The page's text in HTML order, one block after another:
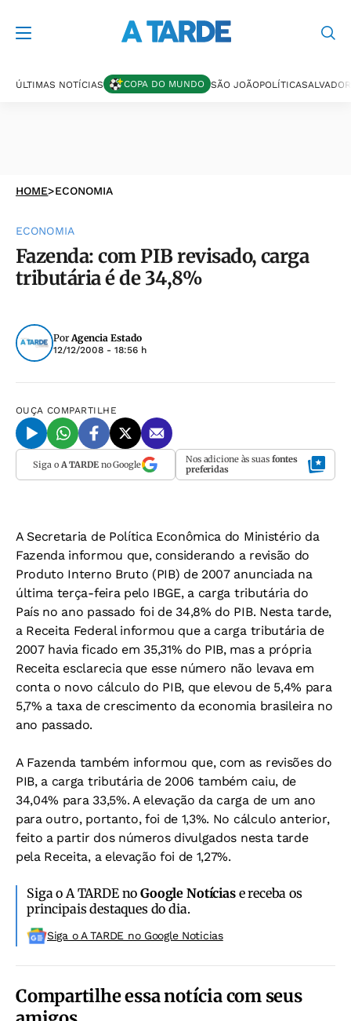
ÚLTIMAS NOTÍCIAS COPA DO MUNDO SÃO JOÃOPOLÍTICASALVADOR
HOME>ECONOMIA
ECONOMIA
Fazenda: com PIB revisado, carga
tributária é de 34,8%
PorAgencia Estado
12/12/2008 - 18:56 h
OUÇA COMPARTILHE
Siga o A TARDEno Google Nos adicione às suas fontes
preferidas
A Secretaria de Política Econômica do Ministério da
Fazenda informou que, considerando a revisão do
Produto Interno Bruto (PIB) de 2007 anunciada na
última terça-feira pelo IBGE, a carga tributária do
País no ano passado foi de 34,8% do PIB. Nesta tarde,
a Receita Federal informou que a carga tributária de
2007 havia ficado em 35,31% do PIB, mas a própria
Receita esclarecia que esse número não levava em
conta o novo cálculo do PIB, que elevou de 5,4% para
5,7% a taxa de crescimento da economia brasileira no
ano passado.
A Fazenda também informou que, com as revisões do
PIB, a carga tributária de 2006 também caiu, de
34,04% para 33,5%. A elevação da carga de um ano
para outro, portanto, foi de 1,3%. No cálculo anterior,
feito a partir dos números divulgados nesta tarde
pela Receita, a elevação foi de 1,27%.
Siga o A TARDE noGoogle Notíciase receba os
principais destaques do dia.
Siga o A TARDE no Google Noticias
Compartilhe essa notícia com seus